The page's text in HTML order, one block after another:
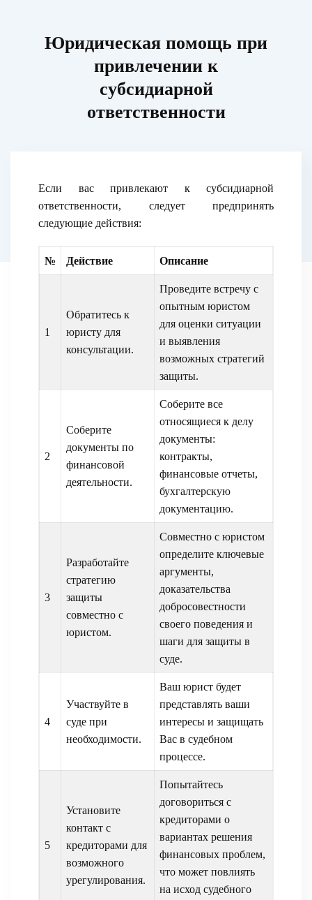
Юридическая помощь при
привлечении к
субсидиарной
ответственности
Если вас привлекают к субсидиарной
ответственности, следует предпринять
следующие действия:
№ Действие Описание
1
Обратитесь к
юристу для
консультации.
Проведите встречу с
опытным юристом
для оценки ситуации
и выявления
возможных стратегий
защиты.
2
Соберите
документы по
финансовой
деятельности.
Соберите все
относящиеся к делу
документы:
контракты,
финансовые отчеты,
бухгалтерскую
документацию.
3
Разработайте
стратегию
защиты
совместно с
юристом.
Совместно с юристом
определите ключевые
аргументы,
доказательства
добросовестности
своего поведения и
шаги для защиты в
суде.
4
Участвуйте в
суде при
необходимости.
Ваш юрист будет
представлять ваши
интересы и защищать
Вас в судебном
процессе.
5
Установите
контакт с
кредиторами для
возможного
урегулирования.
Попытайтесь
договориться с
кредиторами о
вариантах решения
финансовых проблем,
что может повлиять
на исход судебного